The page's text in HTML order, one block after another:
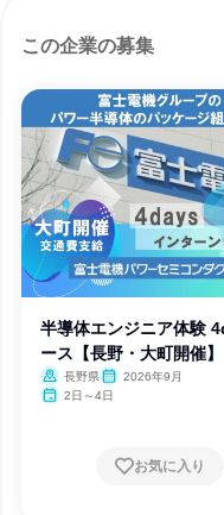
この企業の募集
半導体エンジニア体験
ース【長野・大町開催】
長野県
2026年9月
2日～4日
お気に入り